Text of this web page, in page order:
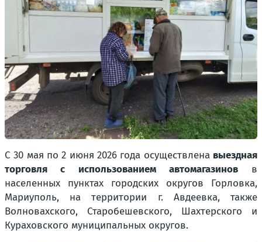
С 30 мая по 2 июня 2026 года осуществлена выездная
торговля с использованием автомагазиновв
населенных пунктах городских округов Горловка,
Мариуполь, на территории г. Авдеевка, также
Волновахского, Старобешевского, Шахтерского и
Кураховского муниципальных округов.